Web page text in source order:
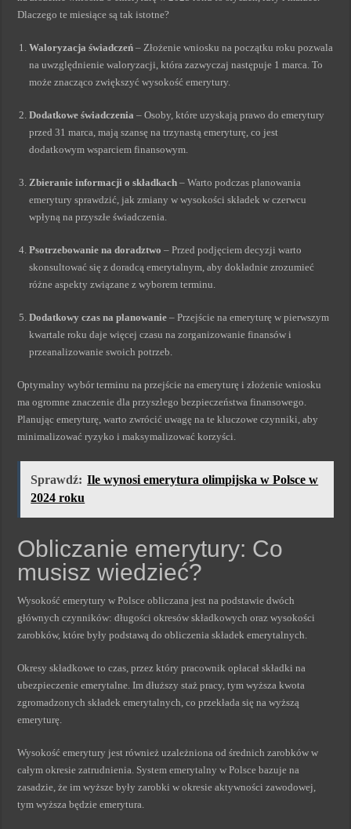
Dlaczego te miesiące są tak istotne?
Waloryzacja świadczeń – Złożenie wniosku na początku roku pozwala
na uwzględnienie waloryzacji, która zazwyczaj następuje 1 marca. To
może znacząco zwiększyć wysokość emerytury.
Dodatkowe świadczenia – Osoby, które uzyskają prawo do emerytury
przed 31 marca, mają szansę na trzynastą emeryturę, co jest
dodatkowym wsparciem finansowym.
Zbieranie informacji o składkach – Warto podczas planowania
emerytury sprawdzić, jak zmiany w wysokości składek w czerwcu
wpłyną na przyszłe świadczenia.
Psotrzebowanie na doradztwo – Przed podjęciem decyzji warto
skonsultować się z doradcą emerytalnym, aby dokładnie zrozumieć
różne aspekty związane z wyborem terminu.
Dodatkowy czas na planowanie – Przejście na emeryturę w pierwszym
kwartale roku daje więcej czasu na zorganizowanie finansów i
przeanalizowanie swoich potrzeb.
Optymalny wybór terminu na przejście na emeryturę i złożenie wniosku
ma ogromne znaczenie dla przyszłego bezpieczeństwa finansowego.
Planując emeryturę, warto zwrócić uwagę na te kluczowe czynniki, aby
minimalizować ryzyko i maksymalizować korzyści.
Sprawdź: Ile wynosi emerytura olimpijska w Polsce w
2024 roku
Obliczanie emerytury: Co
musisz wiedzieć?
Wysokość emerytury w Polsce obliczana jest na podstawie dwóch
głównych czynników: długości okresów składkowych oraz wysokości
zarobków, które były podstawą do obliczenia składek emerytalnych.
Okresy składkowe to czas, przez który pracownik opłacał składki na
ubezpieczenie emerytalne. Im dłuższy staż pracy, tym wyższa kwota
zgromadzonych składek emerytalnych, co przekłada się na wyższą
emeryturę.
Wysokość emerytury jest również uzależniona od średnich zarobków w
całym okresie zatrudnienia. System emerytalny w Polsce bazuje na
zasadzie, że im wyższe były zarobki w okresie aktywności zawodowej,
tym wyższa będzie emerytura.